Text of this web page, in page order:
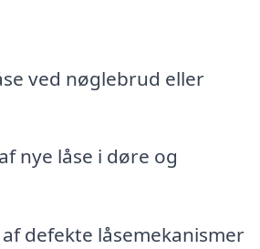
ved nøglebrud eller
nye låse i døre og
defekte låsemekanismer